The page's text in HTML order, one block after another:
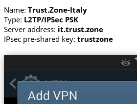
Name: Trust.Zone-Italy
Type: L2TP/IPSec PSK
Server address: it.trust.zone
IPsec pre-shared key: trustzone